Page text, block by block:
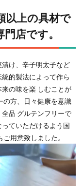
以上の具材で
店です。
け、⾟⼦明太⼦など
的製法によって作ら
の味を楽 しむことが
の⽅、⽇々健康を意識
品 グルテンフリーで
ていただけるよう国
⽤意致しました。